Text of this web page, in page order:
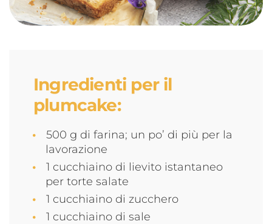
Ingredienti per il
plumcake:
500 g di farina; un po’ di più per la
lavorazione
1 cucchiaino di lievito istantaneo
per torte salate
1 cucchiaino di zucchero
1 cucchiaino di sale